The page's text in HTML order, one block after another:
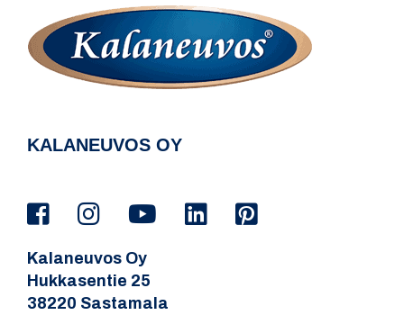
KALANEUVOS OY
Kalaneuvos Oy
Hukkasentie 25
38220 Sastamala